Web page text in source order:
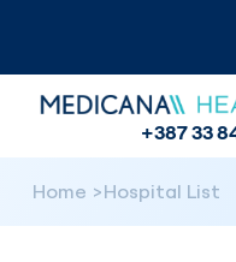
+387 33
Home Hospital List